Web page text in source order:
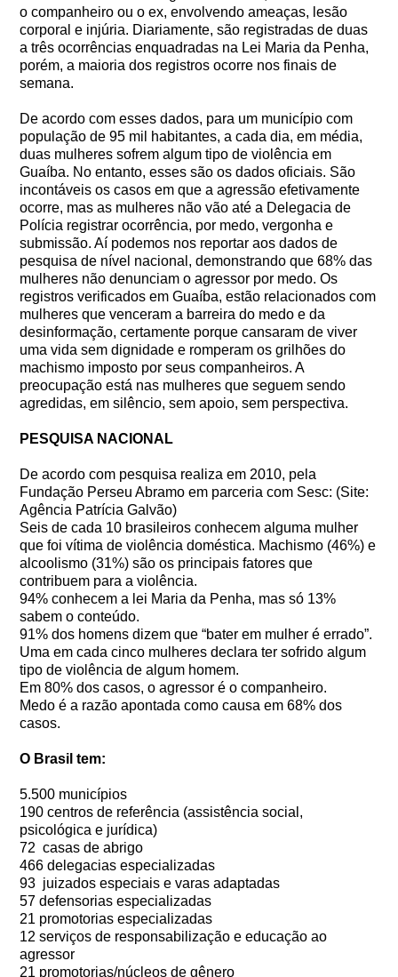
o companheiro ou o ex, envolvendo ameaças, lesão
corporal e injúria. Diariamente, são registradas de duas
a três ocorrências enquadradas na Lei Maria da Penha,
porém, a maioria dos registros ocorre nos finais de
semana.
De acordo com esses dados, para um município com
população de 95 mil habitantes, a cada dia, em média,
duas mulheres sofrem algum tipo de violência em
Guaíba. No entanto, esses são os dados oficiais. São
incontáveis os casos em que a agressão efetivamente
ocorre, mas as mulheres não vão até a Delegacia de
Polícia registrar ocorrência, por medo, vergonha e
submissão. Aí podemos nos reportar aos dados de
pesquisa de nível nacional, demonstrando que 68% das
mulheres não denunciam o agressor por medo. Os
registros verificados em Guaíba, estão relacionados com
mulheres que venceram a barreira do medo e da
desinformação, certamente porque cansaram de viver
uma vida sem dignidade e romperam os grilhões do
machismo imposto por seus companheiros. A
preocupação está nas mulheres que seguem sendo
agredidas, em silêncio, sem apoio, sem perspectiva.
PESQUISA NACIONAL
De acordo com pesquisa realiza em 2010, pela
Fundação Perseu Abramo em parceria com Sesc: (Site:
Agência Patrícia Galvão)
Seis de cada 10 brasileiros conhecem alguma mulher
que foi vítima de violência doméstica. Machismo (46%) e
alcoolismo (31%) são os principais fatores que
contribuem para a violência.
94% conhecem a lei Maria da Penha, mas só 13%
sabem o conteúdo.
91% dos homens dizem que “bater em mulher é errado”.
Uma em cada cinco mulheres declara ter sofrido algum
tipo de violência de algum homem.
Em 80% dos casos, o agressor é o companheiro.
Medo é a razão apontada como causa em 68% dos
casos.
O Brasil tem:
5.500 municípios
190 centros de referência (assistência social,
psicológica e jurídica)
72 casas de abrigo
466 delegacias especializadas
93 juizados especiais e varas adaptadas
57 defensorias especializadas
21 promotorias especializadas
12 serviços de responsabilização e educação ao
agressor
21 promotorias/núcleos de gênero